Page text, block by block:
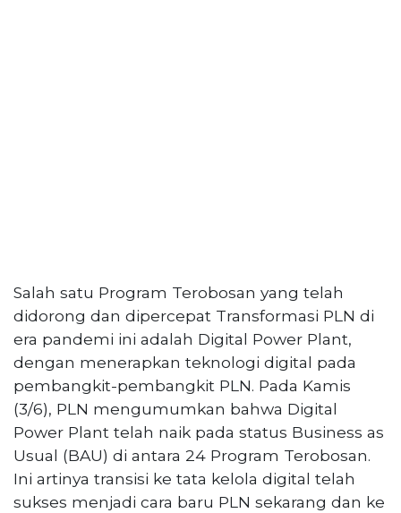
Salah satu Program Terobosan yang telah
didorong dan dipercepat Transformasi PLN di
era pandemi ini adalah Digital Power Plant,
dengan menerapkan teknologi digital pada
pembangkit-pembangkit PLN. Pada Kamis
(3/6), PLN mengumumkan bahwa Digital
Power Plant telah naik pada status Business as
Usual (BAU) di antara 24 Program Terobosan.
Ini artinya transisi ke tata kelola digital telah
sukses menjadi cara baru PLN sekarang dan ke